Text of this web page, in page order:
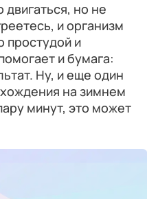
но не
и организм
простудой и
и бумага:
Ну, и еще один
на зимнем
минут, это может